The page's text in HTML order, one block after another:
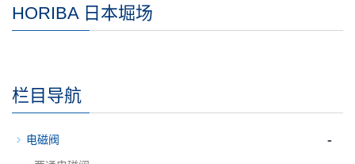
HORIBA 日本堀场
栏目导航
电磁阀 -